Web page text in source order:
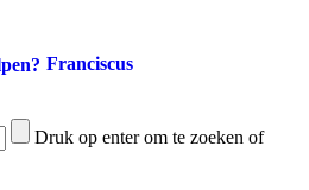
Franciscus
Druk op enter om te zoeken of